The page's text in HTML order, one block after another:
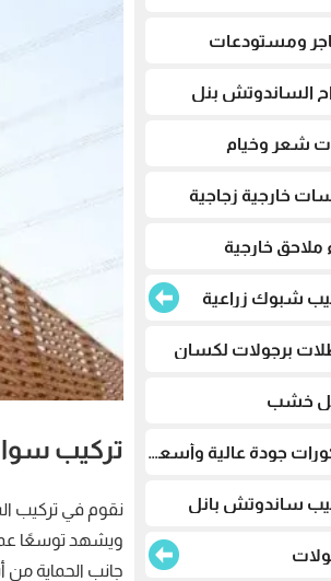
ومستودعات
الساندوتش بنل
شعر وخيام
خارجية زجاجية
ملاحق خارجية
شبوك زراعية
برجولات لكسان
خشب
ديكورات جودة عالية وأسعار تنافسية
ساندوتش بانل
تركيب
نقوم في تركيب
ويشهد توسعًا
جانب الحماية من